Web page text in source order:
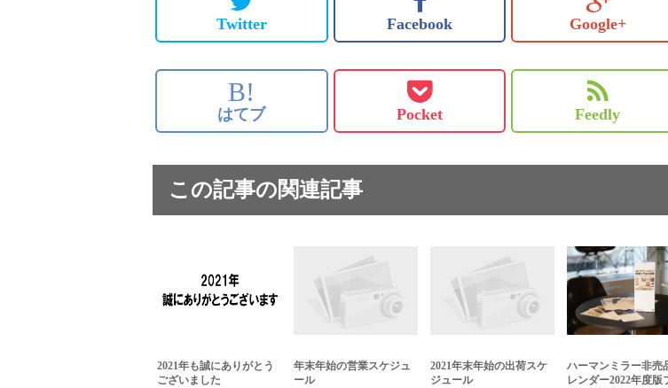
Twitter Facebook Google+
B!
はてブ Pocket Feedly
この記事の関連記事
2021年も誠にありがとう
ございました
年末年始の営業スケジュ
ール
2021年末年始の出荷スケ
ジュール
ハーマンミラー非売
レンダー2022年度版